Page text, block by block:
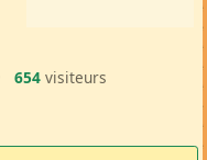
654 visiteurs